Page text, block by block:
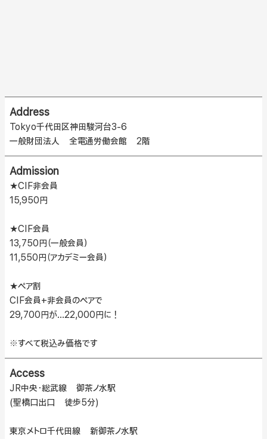
Address
Tokyo千代田区神田駿河台3-6
一般財団法人 全電通労働会館 2階
Admission
★CIF非会員
15,950円
★CIF会員
13,750円（一般会員）
11,550円（アカデミー会員）
★ペア割
CIF会員+非会員のペアで
29,700円が…22,000円に！
※すべて税込み価格です
Access
JR中央・総武線 御茶ノ水駅
(聖橋口出口 徒歩5分)
東京メトロ千代田線 新御茶ノ水駅